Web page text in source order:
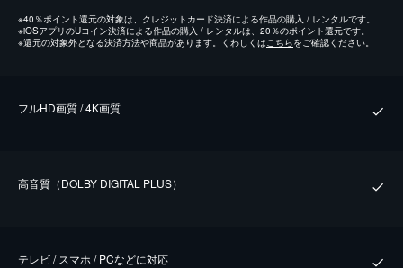
※40％ポイント還元の対象は、クレジットカード決済による作品の購入 / レンタルです。
※iOSアプリのUコイン決済による作品の購入 / レンタルは、20％のポイント還元です。
※還元の対象外となる決済方法や商品があります。くわしくはこちらをご確認ください。
フルHD画質 / 4K画質
⾼⾳質（DOLBY DIGITAL PLUS）
テレビ / スマホ / PCなどに対応